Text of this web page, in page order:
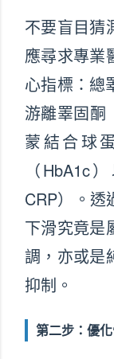
不要盲目猜
應尋求專業
心指標：總
游離睪固酮
蒙結合球
（HbA1c
CRP）。透
下滑究竟是
調，亦或是
抑制。
第二步：優